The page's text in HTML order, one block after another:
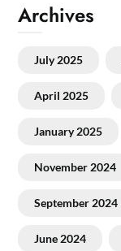
Archives
July 2025
April 2025
January 2025
November 2024
September 2024
June 2024